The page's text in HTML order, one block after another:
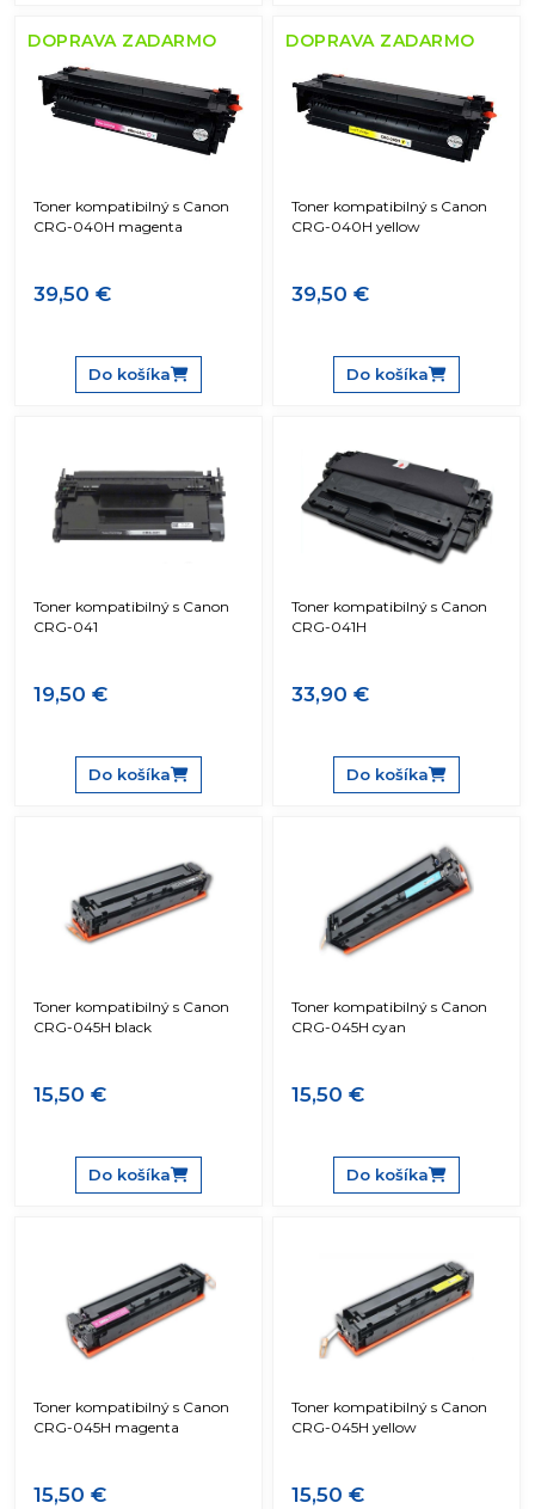
DOPRAVA ZADARMO
Toner kompatibilný s Canon
CRG-040H magenta
39,50 €
Do košíka
DOPRAVA ZADARMO
Toner kompatibilný s Canon
CRG-040H yellow
39,50 €
Do košíka
Toner kompatibilný s Canon
CRG-041
19,50 €
Do košíka
Toner kompatibilný s Canon
CRG-041H
33,90 €
Do košíka
Toner kompatibilný s Canon
CRG-045H black
15,50 €
Do košíka
Toner kompatibilný s Canon
CRG-045H cyan
15,50 €
Do košíka
Toner kompatibilný s Canon
CRG-045H magenta
15,50 €
Toner kompatibilný s Canon
CRG-045H yellow
15,50 €